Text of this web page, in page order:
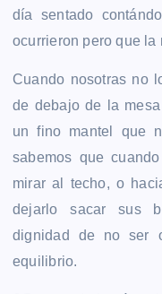
día sentado
ocurrieron pero que la
Cuando nosotras no
de debajo de la
un fino mantel que
sabemos que
mirar al techo, o
dejarlo sacar sus
dignidad de no ser
equilibrio.